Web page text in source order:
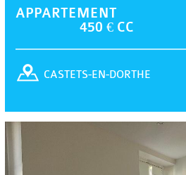
APPARTEMENT
450 € CC
CASTETS-EN-DORTHE